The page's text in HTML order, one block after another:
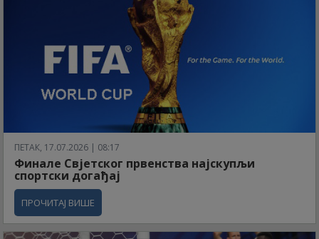
ПЕТАК, 17.07.2026 | 08:17
Финале Свјетског првенства најскупљи
спортски догађај
ПРОЧИТАЈ ВИШЕ